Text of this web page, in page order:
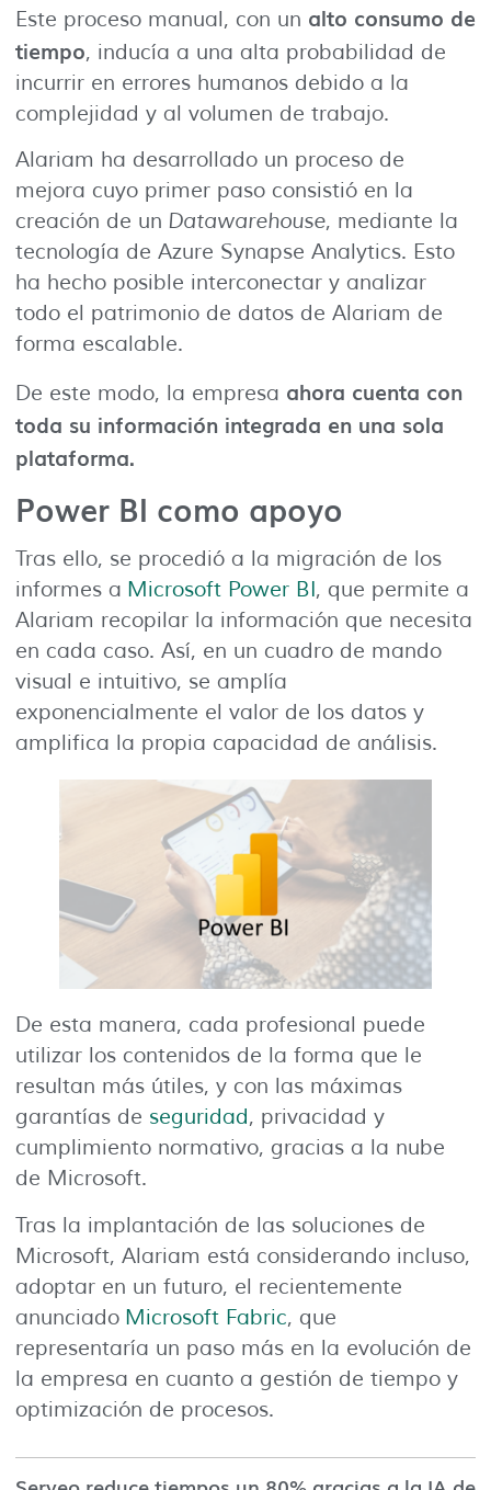
Este proceso manual, con un alto consumo de
tiempo, inducía a una alta probabilidad de
incurrir en errores humanos debido a la
complejidad y al volumen de trabajo.
Alariam ha desarrollado un proceso de
mejora cuyo primer paso consistió en la
creación de un Datawarehouse, mediante la
tecnología de Azure Synapse Analytics. Esto
ha hecho posible interconectar y analizar
todo el patrimonio de datos de Alariam de
forma escalable.
De este modo, la empresa ahora cuenta con
toda su información integrada en una sola
plataforma.
Power BI como apoyo
Tras ello, se procedió a la migración de los
informes a Microsoft Power BI, que permite a
Alariam recopilar la información que necesita
en cada caso. Así, en un cuadro de mando
visual e intuitivo, se amplía
exponencialmente el valor de los datos y
amplifica la propia capacidad de análisis.
De esta manera, cada profesional puede
utilizar los contenidos de la forma que le
resultan más útiles, y con las máximas
garantías de seguridad, privacidad y
cumplimiento normativo, gracias a la nube
de Microsoft.
Tras la implantación de las soluciones de
Microsoft, Alariam está considerando incluso,
adoptar en un futuro, el recientemente
anunciado Microsoft Fabric, que
representaría un paso más en la evolución de
la empresa en cuanto a gestión de tiempo y
optimización de procesos.